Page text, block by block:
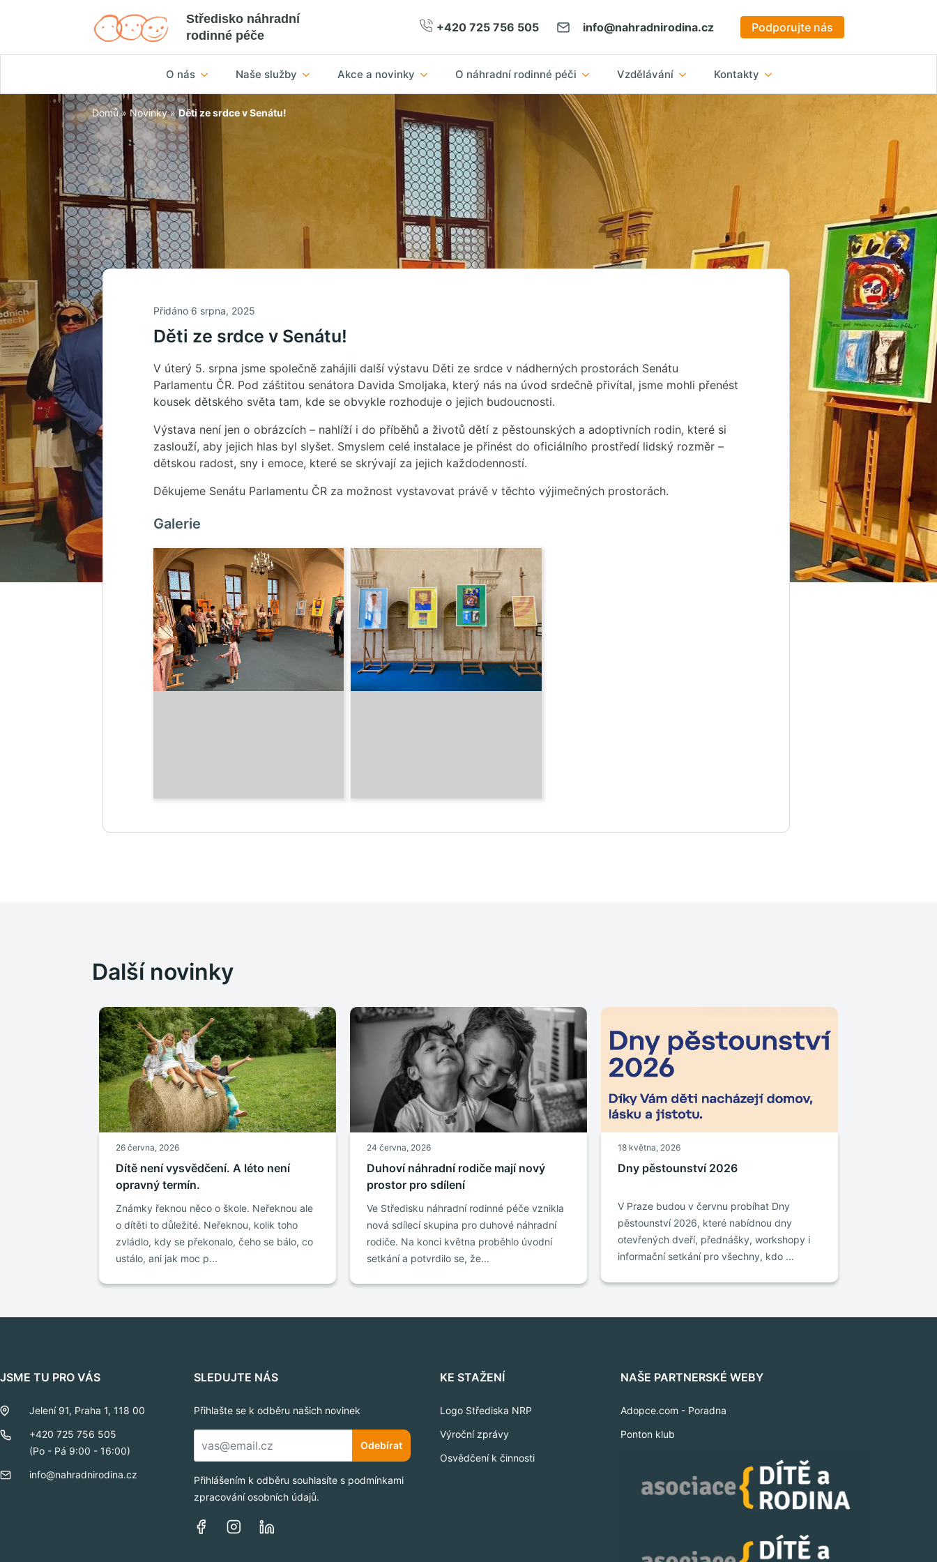
Středisko náhradní
rodinné péče
+420 725 756 505 info@nahradnirodina.cz Podporujte nás
O nás Naše služby Akce a novinky O náhradní rodinné péči Vzdělávání Kontakty
Domů » Novinky » Děti ze srdce v Senátu!
Přidáno 6 srpna, 2025
Děti ze srdce v Senátu!
V úterý 5. srpna jsme společně zahájili další výstavu Děti ze srdce v nádherných prostorách Senátu
Parlamentu ČR. Pod záštitou senátora Davida Smoljaka, který nás na úvod srdečně přivítal, jsme mohli přenést
kousek dětského světa tam, kde se obvykle rozhoduje o jejich budoucnosti.
Výstava není jen o obrázcích – nahlíží i do příběhů a životů dětí z pěstounských a adoptivních rodin, které si
zaslouží, aby jejich hlas byl slyšet. Smyslem celé instalace je přinést do oficiálního prostředí lidský rozměr –
dětskou radost, sny i emoce, které se skrývají za jejich každodenností.
Děkujeme Senátu Parlamentu ČR za možnost vystavovat právě v těchto výjimečných prostorách.
Galerie
Další novinky
26 června, 2026
Dítě není vysvědčení. A léto není
opravný termín.
Známky řeknou něco o škole. Neřeknou ale
o dítěti to důležité. Neřeknou, kolik toho
zvládlo, kdy se překonalo, čeho se bálo, co
ustálo, ani jak moc p...
24 června, 2026
Duhoví náhradní rodiče mají nový
prostor pro sdílení
Ve Středisku náhradní rodinné péče vznikla
nová sdílecí skupina pro duhové náhradní
rodiče. Na konci května proběhlo úvodní
setkání a potvrdilo se, že...
18 května, 2026
Dny pěstounství 2026
V Praze budou v červnu probíhat Dny
pěstounství 2026, které nabídnou dny
otevřených dveří, přednášky, workshopy i
informační setkání pro všechny, kdo ...
JSME TU PRO VÁS
Jelení 91, Praha 1, 118 00
+420 725 756 505
(Po - Pá 9:00 - 16:00)
info@nahradnirodina.cz
SLEDUJTE NÁS
Přihlašte se k odběru našich novinek
E-
mail
Odebírat
Přihlášením k odběru souhlasíte s podmínkami
zpracování osobních údajů.
KE STAŽENÍ
Logo Střediska NRP
Výroční zprávy
Osvědčení k činnosti
NAŠE PARTNERSKÉ WEBY
Adopce.com - Poradna
Ponton klub